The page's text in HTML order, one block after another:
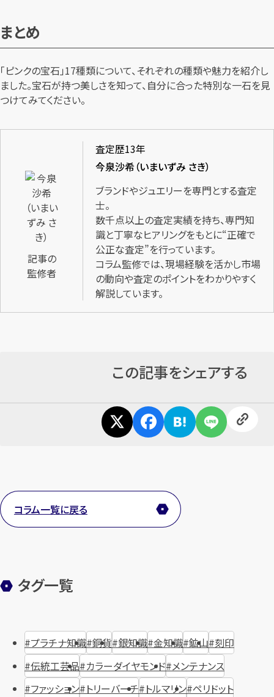
まとめ
「ピンクの宝石」17種類について、それぞれの種類や魅力を紹介し
ました。宝石が持つ美しさを知って、自分に合った特別な一石を見
つけてみてください。
記事の
監修者
査定歴13年
今泉沙希（いまいずみ さき）
ブランドやジュエリーを専門とする査定
士。
数千点以上の査定実績を持ち、専門知
識と丁寧なヒアリングをもとに“正確で
公正な査定”を行っています。
コラム監修では、現場経験を活かし市場
の動向や査定のポイントをわかりやすく
解説しています。
この記事をシェアする
コラム一覧に戻る
タグ一覧
プラチナ知識 銅貨 銀知識 金知識 鉱山 刻印
伝統工芸品 カラーダイヤモンド メンテナンス
ファッション トリーバーチ トルマリン ペリドット